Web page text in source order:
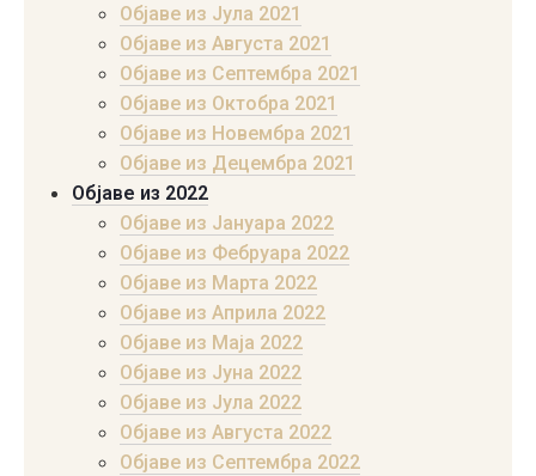
Објаве из Јула 2021
Објаве из Августа 2021
Објаве из Септембра 2021
Објаве из Октобра 2021
Објаве из Новембра 2021
Објаве из Децембра 2021
Објаве из 2022
Објаве из Јануара 2022
Објаве из Фебруара 2022
Објаве из Марта 2022
Објаве из Априла 2022
Објаве из Маја 2022
Објаве из Јуна 2022
Објаве из Јула 2022
Објаве из Августа 2022
Објаве из Септембра 2022